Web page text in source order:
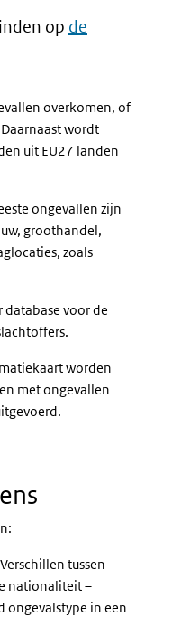
op de
overkomen, of
wordt
uit EU27 landen
ongevallen zijn
groothandel,
zoals
database voor de
worden
met ongevallen
tussen
nationaliteit –
ongevalstype in een